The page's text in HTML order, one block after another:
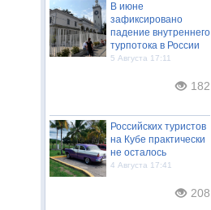
В июне
зафиксировано
падение внутреннего
турпотока в России
5 Августа 17:11
182
Российских туристов
на Кубе практически
не осталось
4 Августа 17:41
208